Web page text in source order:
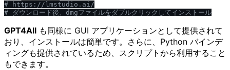
# https: // lmstudio.ai/
# ダウンロード後、dmgファイルをダブルクリックしてインストール
GPT4All も同様に GUI アプリケーションとして提供されて
おり、インストールは簡単です。さらに、Python バインデ
ィングも提供されているため、スクリプトから利用すること
もできます。